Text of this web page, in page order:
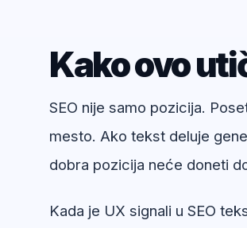
Kako ovo
SEO nije samo pozicija.
mesto. Ako tekst deluje
dobra pozicija neće doneti
Kada je UX signali u SEO